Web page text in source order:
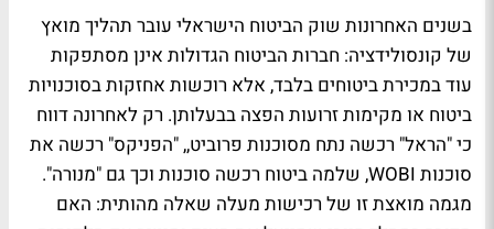
בשנים האחרונות שוק הביטוח הישראלי עובר תהליך מואץ
של קונסולידציה: חברות הביטוח הגדולות אינן מסתפקות
עוד במכירת ביטוחים בלבד, אלא רוכשות אחזקות בסוכנויות
ביטוח או מקימות זרועות הפצה בבעלותן. רק לאחרונה דווח
כי "הראל" רכשה נתח מסוכנות פרוביט,, "הפניקס" רכשה את
סוכנות WOBI, שלמה ביטוח רכשה סוכנות וכך גם "מנורה".
מגמה מואצת זו של רכישות מעלה שאלה מהותית: האם